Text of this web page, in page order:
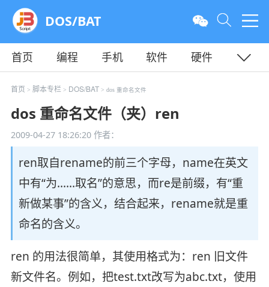
DOS/BAT
首页 编程 手机 软件
硬件
教程
平面 服务器
首页 > 脚本专栏> DOS/BAT > dos 重命名文件
dos 重命名文件（夹）ren
2009-04-27 18:26:20作者：
ren取自rename的前三个字母，name在英文
中有“为……取名”的意思，而re是前缀，有“重
新做某事”的含义，结合起来，rename就是重
命名的含义。
ren 的用法很简单，其使用格式为：ren 旧文件
新文件名。例如，把test.txt改写为abc.txt，使用